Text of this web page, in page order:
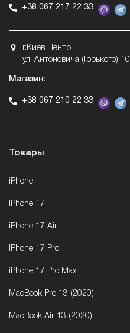
+38 067 217 22 33
г.Киев Центр
ул. Антоновича (Горького) 10
Магазин:
+38 067 210 22 33
Товары
iPhone
iPhone 17
iPhone 17 Air
iPhone 17 Pro
iPhone 17 Pro Max
MacBook Pro 13 (2020)
MacBook Air 13 (2020)